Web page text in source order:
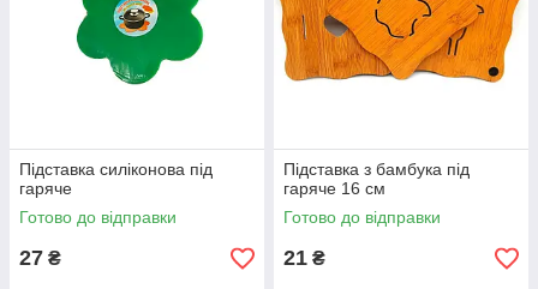
Підставка силіконова під
гаряче
Готово до відправки
27 ₴
Підставка з бамбука під
гаряче 16 см
Готово до відправки
21 ₴